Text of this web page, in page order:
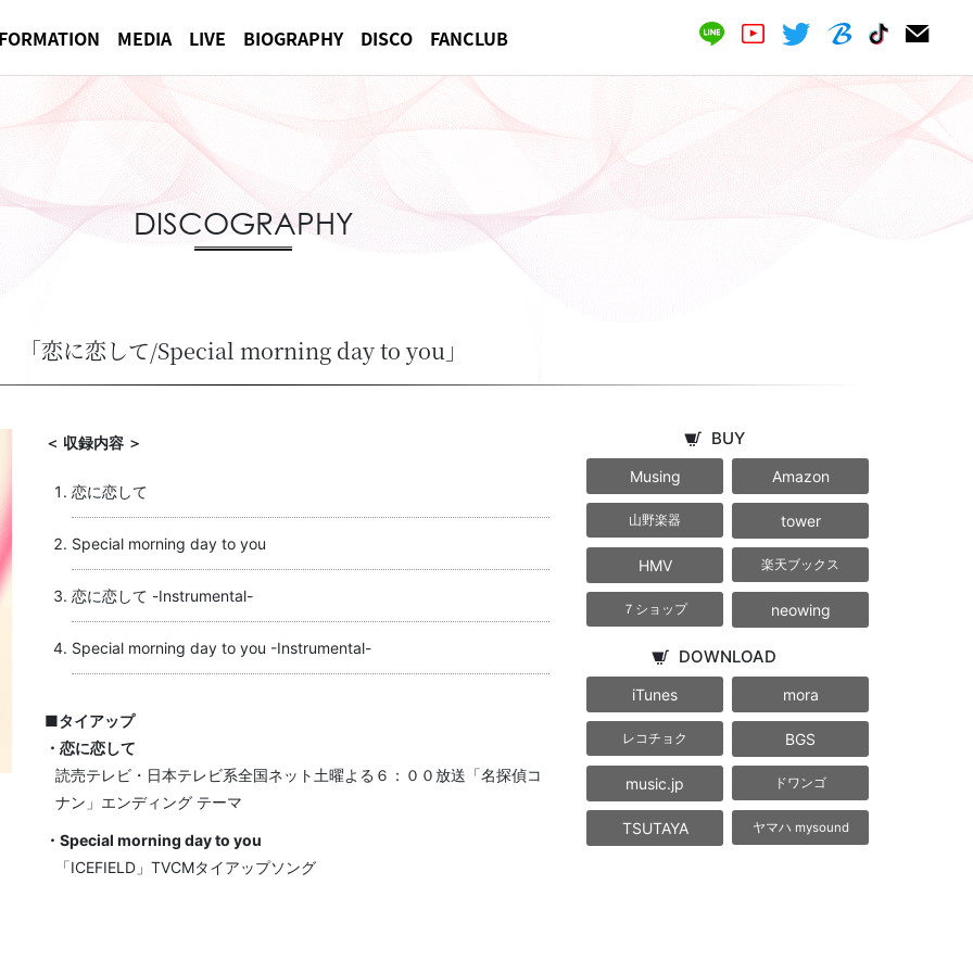
MEDIA LIVE BIOGRAPHY DISCO FANCLUB
DISCOGRAPHY
「恋に恋して/Special morning day to you」
＜ 収録内容 ＞
恋に恋して
Special morning day to you
恋に恋して -Instrumental-
Special morning day to you -Instrumental-
■タイアップ
・恋に恋して
読売テレビ・日本テレビ系全国ネット土曜よる６：００放送「名探偵コ
ナン」エンディング テーマ
・Special morning day to you
「ICEFIELD」TVCMタイアップソング
BUY
Musing Amazon
山野楽器 tower
HMV 楽天ブックス
７ショップ neowing
DOWNLOAD
iTunes mora
レコチョク BGS
music.jp ドワンゴ
TSUTAYA ヤマハ mysound